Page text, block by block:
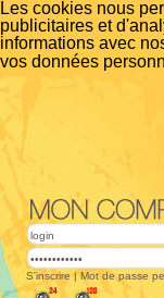
Les cookies nous
publicitaires et
informations avec
vos données
S'inscrire | Mot de passe